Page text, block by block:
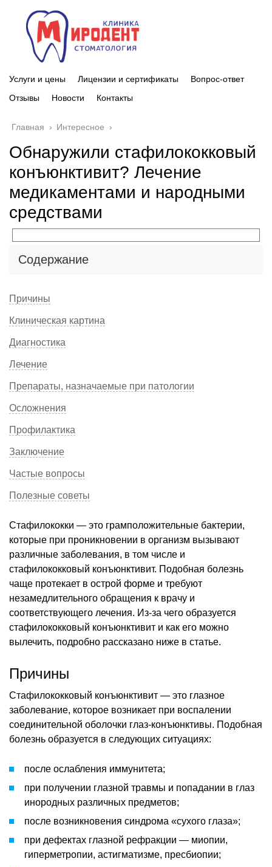
Услуги и цены Лицензии и сертификаты
Вопрос-ответ
Отзывы
Новости Контакты
Главная › Интересное ›
Обнаружили стафилококковый
конъюнктивит? Лечение
медикаментами и народными
средствами
Содержание
Причины
Клиническая картина
Диагностика
Лечение
Препараты, назначаемые при патологии
Осложнения
Профилактика
Заключение
Частые вопросы
Полезные советы
Стафилококки — это грамположительные бактерии,
которые при проникновении в организм вызывают
различные заболевания, в том числе и
стафилококковый конъюнктивит. Подобная болезнь
чаще протекает в острой форме и требуют
незамедлительного обращения к врачу и
соответствующего лечения. Из-за чего образуется
стафилококковый конъюнктивит и как его можно
вылечить, подробно рассказано ниже в статье.
Причины
Стафилококковый конъюнктивит — это глазное
заболевание, которое возникает при воспалении
соединительной оболочки глаз-конъюнктивы. Подобная
болезнь образуется в следующих ситуациях:
после ослабления иммунитета;
при получении глазной травмы и попадании в глаз
инородных различных предметов;
после возникновения синдрома «сухого глаза»;
при дефектах глазной рефракции — миопии,
гиперметропии, астигматизме, пресбиопии;